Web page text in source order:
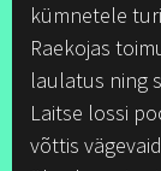
kümnetele
Raekojas
laulatus ning
Laitse lossi
võttis